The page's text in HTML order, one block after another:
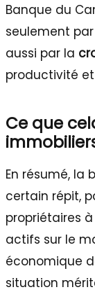
Banque du
seulement
aussi par la
productivité et
Ce que
En résumé, la
certain répit,
propriétaires
actifs sur le
économique
situation